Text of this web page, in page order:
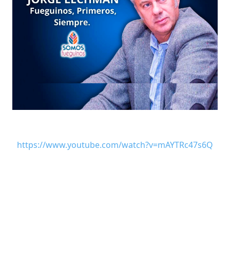
https://www.youtube.com/watch?v=mAYTRc47s6Q